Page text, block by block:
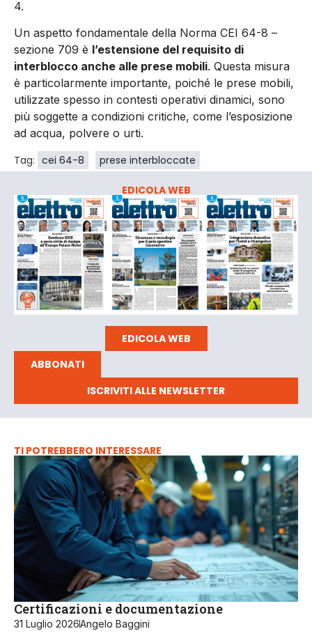
4.
Un aspetto fondamentale della Norma CEI 64-8 –
sezione 709 è l’estensione del requisito di
interblocco anche alle prese mobili. Questa misura
è particolarmente importante, poiché le prese mobili,
utilizzate spesso in contesti operativi dinamici, sono
più soggette a condizioni critiche, come l’esposizione
ad acqua, polvere o urti.
Tag: cei 64-8 prese interbloccate
EDICOLA WEB
EDICOLA WEB
ABBONATI
ISCRIVITI ALLE NEWSLETTER
TI POTREBBERO INTERESSARE
Certificazioni e documentazione
31 Luglio 2026Angelo Baggini